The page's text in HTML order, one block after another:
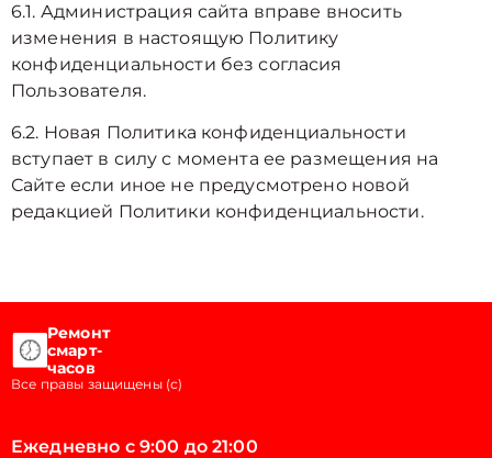
6.1. Администрация сайта вправе вносить
изменения в настоящую Политику
конфиденциальности без согласия
Пользователя.
6.2. Новая Политика конфиденциальности
вступает в силу с момента ее размещения на
Сайте если иное не предусмотрено новой
редакцией Политики конфиденциальности.
Ремонт
смарт-
часов
Все правы защищены (с)
Ежедневно с 9:00 до 21:00